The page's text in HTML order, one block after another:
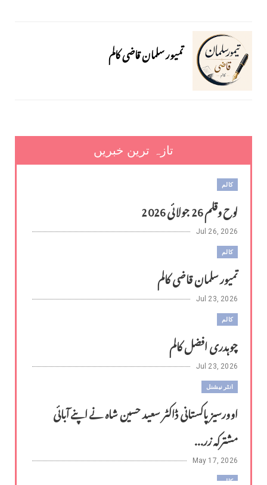
تمیور سلمان قاضی کالم
تازہ ترین خبریں
کالم
لوح وقلم 26 جولائی 2026
Jul 26, 2026
کالم
تمیور سلمان قاضی کالم
Jul 23, 2026
کالم
چوہدری افضل کالم
Jul 23, 2026
انٹر نیشنل
اوورسیز پاکستانی ڈاکٹر سعید حسین شاہ نے اپنے آبائی
مشترکہ زر...
May 17, 2026
کالم